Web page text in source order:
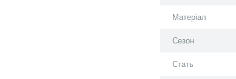
Матеріал
Сезон
Стать